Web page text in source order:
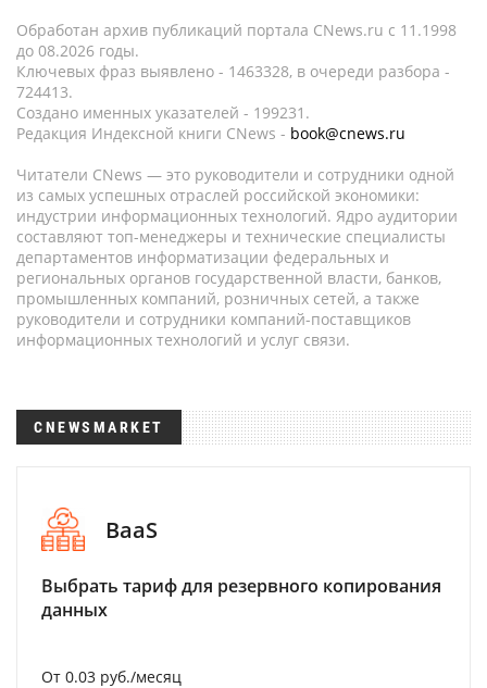
Обработан архив публикаций портала CNews.ru c 11.1998
до 08.2026 годы.
Ключевых фраз выявлено - 1463328, в очереди разбора -
724413.
Создано именных указателей - 199231.
Редакция Индексной книги CNews - book@cnews.ru
Читатели CNews — это руководители и сотрудники одной
из самых успешных отраслей российской экономики:
индустрии информационных технологий. Ядро аудитории
составляют топ-менеджеры и технические специалисты
департаментов информатизации федеральных и
региональных органов государственной власти, банков,
промышленных компаний, розничных сетей, а также
руководители и сотрудники компаний-поставщиков
информационных технологий и услуг связи.
CNEWSMARKET
BaaS
Выбрать тариф для резервного копирования
данных
От 0.03 руб./месяц